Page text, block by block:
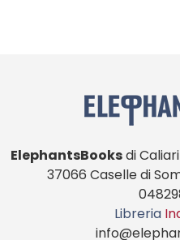
ElephantsBooksdi
37066 Caselle di
Libreria